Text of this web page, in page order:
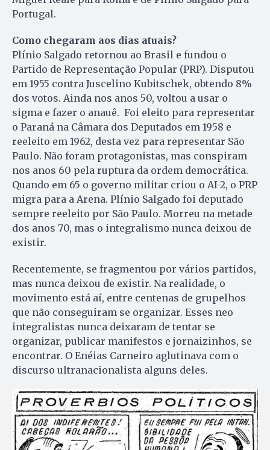
Portugal.
Como chegaram aos dias atuais?
Plínio Salgado retornou ao Brasil e fundou o
Partido de Representação Popular (PRP). Disputou
em 1955 contra Juscelino Kubitschek, obtendo 8%
dos votos. Ainda nos anos 50, voltou a usar o
sigma e fazer o anauê. Foi eleito para representar
o Paraná na Câmara dos Deputados em 1958 e
reeleito em 1962, desta vez para representar São
Paulo. Não foram protagonistas, mas conspiram
nos anos 60 pela ruptura da ordem democrática.
Quando em 65 o governo militar criou o AI-2, o PRP
migra para a Arena. Plínio Salgado foi deputado
sempre reeleito por São Paulo. Morreu na metade
dos anos 70, mas o integralismo nunca deixou de
existir.
Recentemente, se fragmentou por vários partidos,
mas nunca deixou de existir. Na realidade, o
movimento está aí, entre centenas de grupelhos
que não conseguiram se organizar. Esses neo
integralistas nunca deixaram de tentar se
organizar, publicar manifestos e jornaizinhos, se
encontrar. O Enéias Carneiro aglutinava com o
discurso ultranacionalista alguns deles.